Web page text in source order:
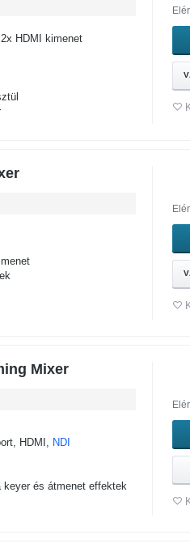
HDMI kimenet
Mixer
HDMI, NDI
és átmenet effektek